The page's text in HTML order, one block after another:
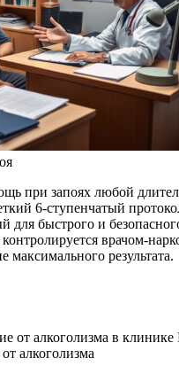
при запоях любой
6-ступенчатый
для быстрого и
врачом-
максимального результата.
алкоголизма